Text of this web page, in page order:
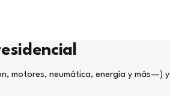
motores, neumática, energía y más—) y